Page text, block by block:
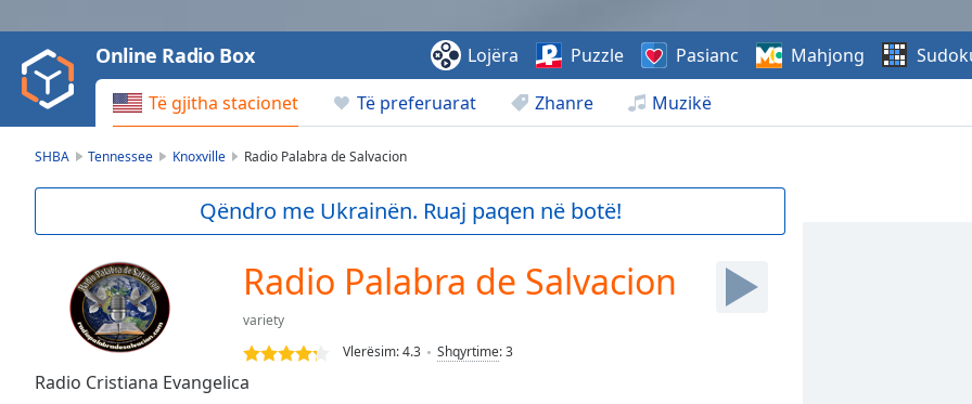
Video
Play
Backward
Skip
Current
-:-
TypeLIVE
Të gjitha stacionet Të preferuarat Zhanre Muzikë
Online Radio Box Lojëra Puzzle Pasianc Mahjong
SHBA Tennessee Knoxville Radio Palabra de Salvacion
Qëndro me Ukrainën. Ruaj paqen në botë!
Radio Palabra de Salvacion
variety
Vlerësim:4.3 Shqyrtime:3
Radio Cristiana Evangelica